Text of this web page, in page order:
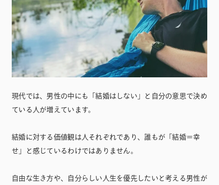
現代では、男性の中にも「結婚はしない」と自分の意思で決め
ている人が増えています。
結婚に対する価値観は人それぞれであり、誰もが「結婚＝幸
せ」と感じているわけではありません。
自由な生き方や、自分らしい人生を優先したいと考える男性が